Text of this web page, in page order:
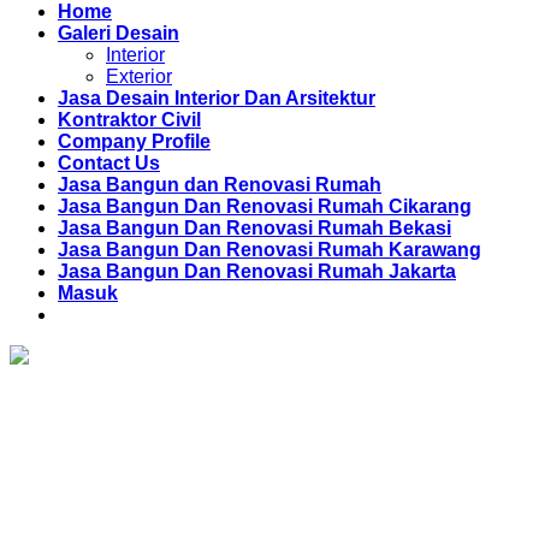
Home
Galeri Desain
Interior
Exterior
Jasa Desain Interior Dan Arsitektur
Kontraktor Civil
Company Profile
Contact Us
Jasa Bangun dan Renovasi Rumah
Jasa Bangun Dan Renovasi Rumah Cikarang
Jasa Bangun Dan Renovasi Rumah Bekasi
Jasa Bangun Dan Renovasi Rumah Karawang
Jasa Bangun Dan Renovasi Rumah Jakarta
Masuk